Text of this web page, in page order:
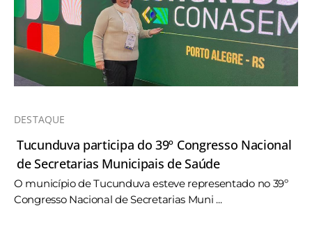
DESTAQUE
Tucunduva participa do 39º Congresso Nacional
de Secretarias Municipais de Saúde
O município de Tucunduva esteve representado no 39º
Congresso Nacional de Secretarias Muni ...